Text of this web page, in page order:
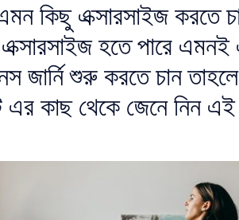
কিছু এক্সারসাইজ করতে
হতে পারে এমনই
জার্নি শুরু করতে চান
এর কাছ থেকে জেনে নিন